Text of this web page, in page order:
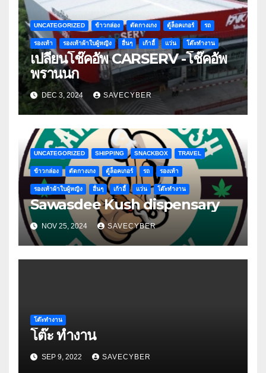
UNCATEGORIZED ข้าวกล่อง ตัดกางเกง ตู้ล็อคเกอร์ รถ
รองเท้า รองเท้าผ้าใบผู้หญิง อื่นๆ เก้าอี้ แว่น โต๊ะทำงาน
เปลี่ยนโช๊คอัพ CARSERV -โช๊คอัพ
พรานนก
DEC 3, 2024 SAVECYBER
UNCATEGORIZED SHIPPING SNACKBOX TRAVEL
ข้าวกล่อง ตัดกางเกง ตู้ล็อคเกอร์ รถ รองเท้า
รองเท้าผ้าใบผู้หญิง อื่นๆ เก้าอี้ แว่น โต๊ะทำงาน
Sawasdee Kush dispensary
NOV 25, 2024 SAVECYBER
โต๊ะทำงาน
โต๊ะ ทำงาน
SEP 9, 2022 SAVECYBER